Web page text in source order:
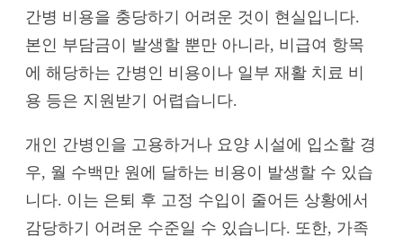
간병 비용을 충당하기 어려운 것이 현실입니다.
본인 부담금이 발생할 뿐만 아니라, 비급여 항목
에 해당하는 간병인 비용이나 일부 재활 치료 비
용 등은 지원받기 어렵습니다.
개인 간병인을 고용하거나 요양 시설에 입소할 경
우, 월 수백만 원에 달하는 비용이 발생할 수 있습
니다. 이는 은퇴 후 고정 수입이 줄어든 상황에서
감당하기 어려운 수준일 수 있습니다. 또한, 가족